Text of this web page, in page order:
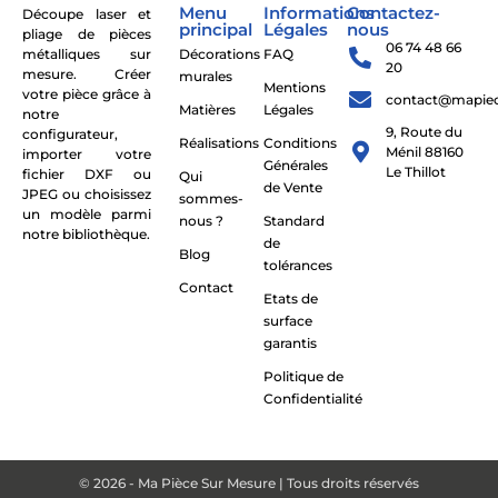
Découpe laser et
pliage de pièces
métalliques sur
mesure. Créer
votre pièce grâce à
notre
configurateur,
importer votre
fichier DXF ou
JPEG ou choisissez
un modèle parmi
notre bibliothèque.
Menu
principal
Décorations
murales
Matières
Réalisations
Qui
sommes-
nous ?
Blog
Contact
Informations
Légales
FAQ
Mentions
Légales
Conditions
Générales
de Vente
Standard
de
tolérances
Etats de
surface
garantis
Politique de
Confidentialité
Contactez-
nous
06 74 48 66
20
9, Route du
Ménil 88160
Le Thillot
© 2026 - Ma Pièce Sur Mesure | Tous droits réservés